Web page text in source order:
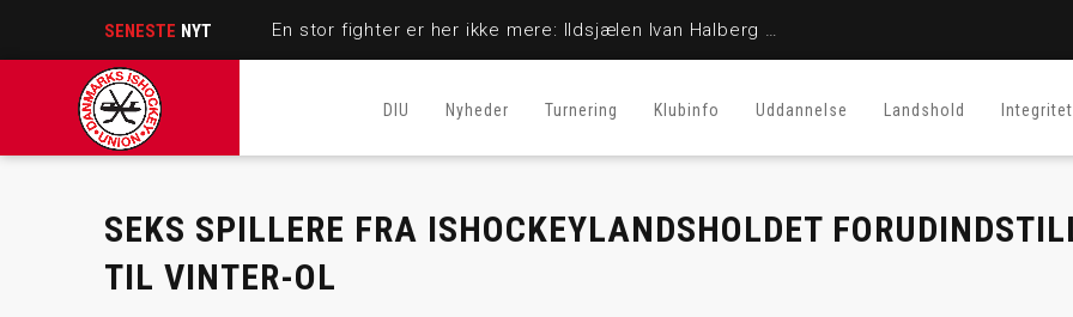
SENESTE NYT En stor fighter er her ikke mere: Ildsjælen Ivan Halberg er afgået ved døden
DIU Nyheder Turnering Klubinfo Uddannelse Landshold Integritet
SEKS SPILLERE FRA ISHOCKEYLANDSHOLDET
TIL VINTER-OL